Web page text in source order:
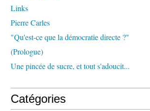
Links
Pierre Carles
"Qu'est-ce que la démocratie directe ?"
(Prologue)
Une pincée de sucre, et tout s'adoucit...
Catégories